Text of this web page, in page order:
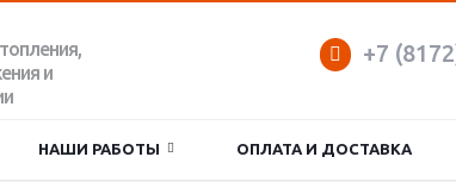
и
+7
НАШИ РАБОТЫ ОПЛАТА И ДОСТАВКА